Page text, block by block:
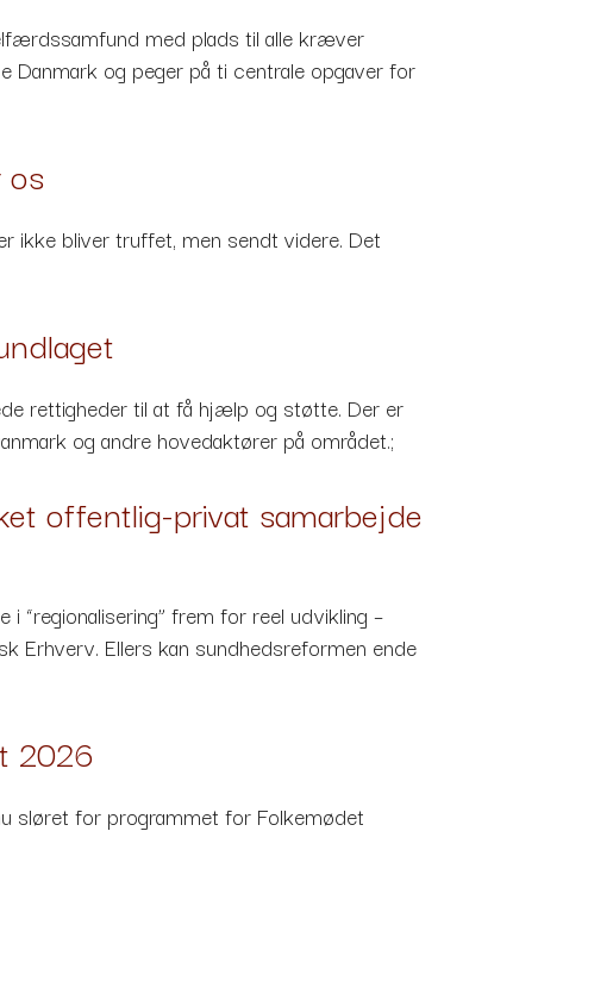
med plads til alle kræver
Danmark og peger på ti centrale opgaver for
os
ikke bliver truffet, men sendt videre. Det
rettigheder til at få hjælp og støtte. Der er
og andre hovedaktører på området.;
offentlig-privat samarbejde
“regionalisering” frem for reel udvikling –
Erhverv. Ellers kan sundhedsreformen ende
2026
sløret for programmet for Folkemødet